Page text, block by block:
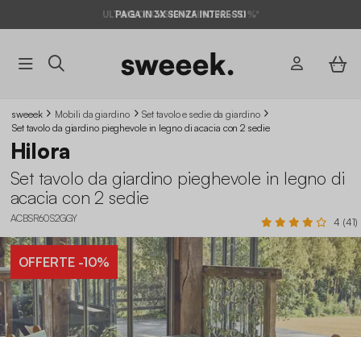
ULTIME OCCASIONI FINO AL -70%*
PAGA IN 3X SENZA INTERESSI
sweeek Mobili da giardino
Set tavolo e sedie da giardino
Set tavolo da giardino pieghevole in legno di acacia con 2 sedie
Hilora
Set tavolo da giardino pieghevole in legno di
acacia con 2 sedie
ACBSR60S2GGY 4 (41)
OFFERTE-10%